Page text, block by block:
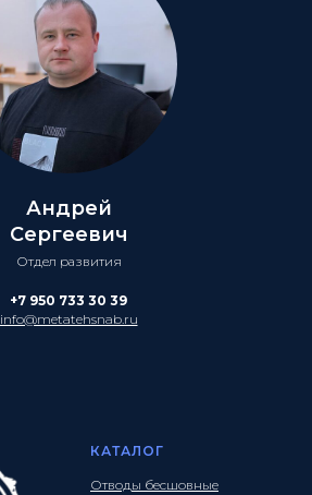
Андрей
Сергеевич
Отдел развития
+7 950 733 30 39
info@metatehsnab.ru
КАТАЛОГ
Отводы бесшовные